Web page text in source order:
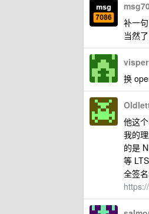
补一句
当然
visper
换
他这
我的
的是
等
全签